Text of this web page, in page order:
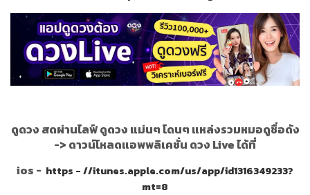
ดูดวง สดผ่านไลฟ์ ดูดวง แม่นๆ โดนๆ แหล่งรวมหมอดูชื่อดัง
-> ดาวน์โหลดแอพพลิเคชั่น ดวง Live ได้ที่
ios - https - //itunes.apple.com/us/app/id1316349233?
mt=8